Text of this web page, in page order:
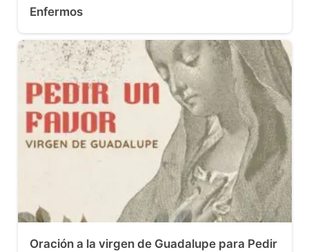
Enfermos
Oración a la virgen de Guadalupe para Pedir